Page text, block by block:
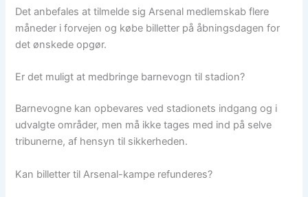
Det anbefales at tilmelde sig Arsenal medlemskab flere
måneder i forvejen og købe billetter på åbningsdagen for
det ønskede opgør.
Er det muligt at medbringe barnevogn til stadion?
Barnevogne kan opbevares ved stadionets indgang og i
udvalgte områder, men må ikke tages med ind på selve
tribunerne, af hensyn til sikkerheden.
Kan billetter til Arsenal-kampe refunderes?